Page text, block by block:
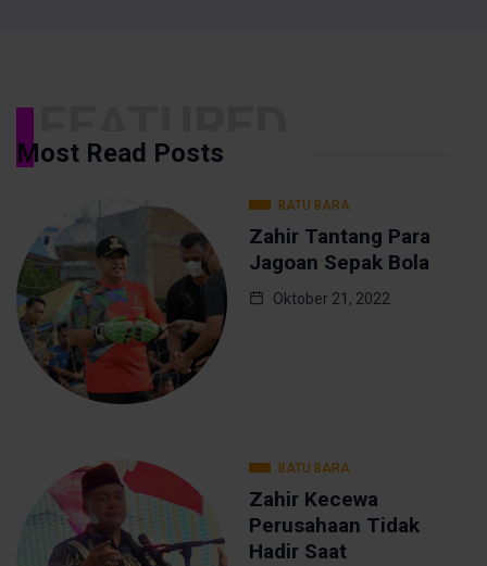
FEATURED
Most Read Posts
BATU BARA
Zahir Tantang Para
Jagoan Sepak Bola
Oktober 21, 2022
BATU BARA
Zahir Kecewa
Perusahaan Tidak
Hadir Saat